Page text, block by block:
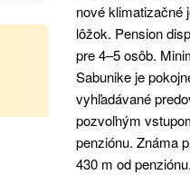
nové klimatizačné
lôžok. Pension
pre 4–5 osôb.
Sabunike je
vyhľadávané
pozvoľným
penziónu. Známa
430 m od